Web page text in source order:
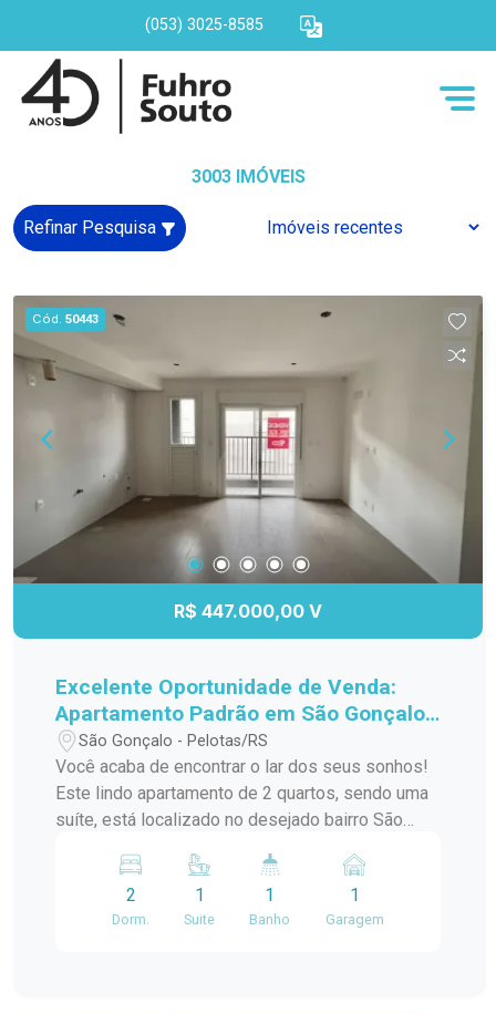
(053) 3025-8585
3003 IMÓVEIS
Refinar Pesquisa
Cód. 50443
R$ 447.000,00 V
Excelente Oportunidade de Venda:
Apartamento Padrão em São Gonçalo,
Pelotas/RS
São Gonçalo - Pelotas/RS
Você acaba de encontrar o lar dos seus sonhos!
Este lindo apartamento de 2 quartos, sendo uma
suíte, está localizado no desejado bairro São
e do Fórum. Com uma sacada charmosa e
churrasqueira, este espaço é perfeito para
receber amigos e familiares em momentos de
2
Dorm.
1
Suite
1
Banho
1
Garagem